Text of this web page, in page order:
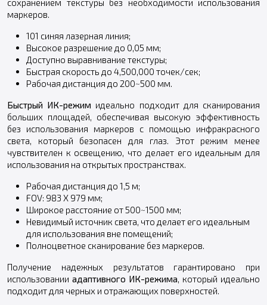
сохранением текстуры без необходимости использования
маркеров.
101 синяя лазерная линия;
Высокое разрешение до 0,05 мм;
Доступно выравнивание текстуры;
Быстрая скорость до 4,500,000 точек/сек;
Рабочая дистанция до 200~500 мм.
Быстрый ИК-режим идеально подходит для сканирования
больших площадей, обеспечивая высокую эффективность
без использования маркеров с помощью инфракрасного
света, который безопасен для глаз. Этот режим менее
чувствителен к освещению, что делает его идеальным для
использования на открытых пространствах.
Рабочая дистанция до 1,5 м;
FOV: 983 X 979 мм;
Широкое расстояние от 500~1500 мм;
Невидимый источник света, что делает его идеальным
для использования вне помещений;
Полноцветное сканирование без маркеров.
Получение надежных результатов гарантировано при
использовании адаптивного ИК-режима, который идеально
подходит для черных и отражающих поверхностей.